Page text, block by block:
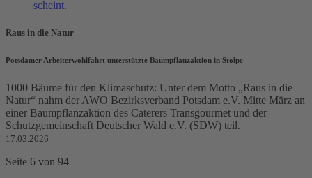
Raus in die Natur
Potsdamer Arbeiterwohlfahrt unterstützte Baumpflanzaktion in Stolpe
1000 Bäume für den Klimaschutz: Unter dem Motto „Raus in die
Natur“ nahm der AWO Bezirksverband Potsdam e.V. Mitte März an
einer Baumpflanzaktion des Caterers Transgourmet und der
Schutzgemeinschaft Deutscher Wald e.V. (SDW) teil.
17.03.2026
Seite 6 von 94